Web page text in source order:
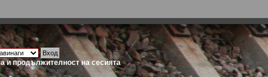
и продължителност на сесията